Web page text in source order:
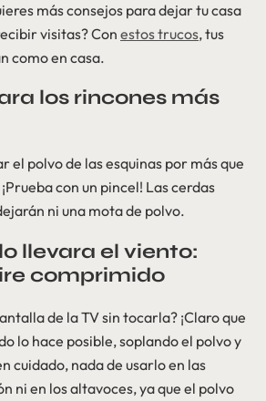
más consejos para dejar tu casa
visitas? Con estos trucos, tus
como en casa.
los rincones más
el polvo de las esquinas por más que
con un pincel! Las cerdas
ni una mota de polvo.
llevara el viento:
comprimido
de la TV sin tocarla? ¡Claro que
lo hace posible, soplando el polvo y
cuidado, nada de usarlo en las
ni en los altavoces, ya que el polvo